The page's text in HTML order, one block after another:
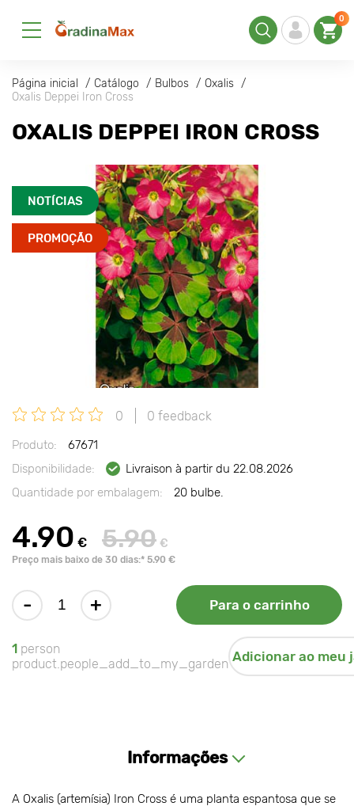
0
Página inicial Catálogo Bulbos
Oxalis
Oxalis Deppei Iron Cross
OXALIS DEPPEI IRON CROSS
NOTÍCIAS
PROMOÇÃO
0 0 feedback
Produto:
67671
Disponibilidade:
Livraison à partir du 22.08.2026
Quantidade por embalagem:
20 bulbe.
4.90 € 5.90 €
Preço mais baixo de 30 dias:* 5.90 €
- + Para o carrinho
1 person
product.people_add_to_my_garden Adicionar ao meu
Informações
A Oxalis (artemísia) Iron Cross é uma planta espantosa que se